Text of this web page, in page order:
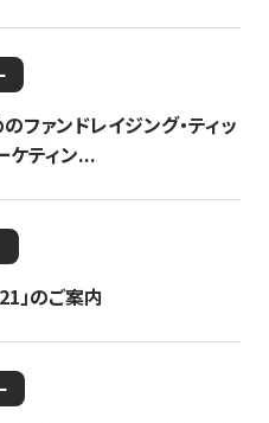
のファンドレイジング・ティッ
ケティン...
」のご案内